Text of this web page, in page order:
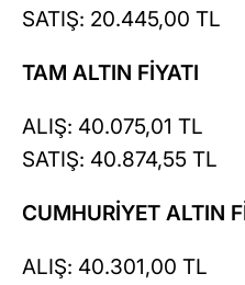
SATIŞ: 20.445,00 TL
TAM ALTIN FİYATI
ALIŞ: 40.075,01 TL
SATIŞ: 40.874,55 TL
CUMHURİYET ALTIN
ALIŞ: 40.301,00 TL